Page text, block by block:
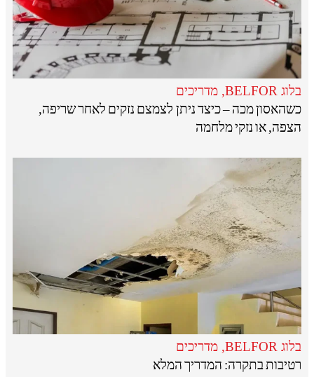
בלוג BELFOR , מדריכים
כשהאסון מכה – כיצד ניתן לצמצם נזקים לאחר שריפה,
הצפה, או נזקי מלחמה
בלוג BELFOR , מדריכים
רטיבות בתקרה: המדריך המלא